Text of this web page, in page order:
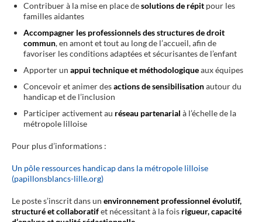
Contribuer à la mise en place desolutions de répit pour les
familles aidantes
Accompagner les professionnels des structures de droit
commun, en amont et tout au long de l’accueil, afin de
favoriser les conditions adaptées et sécurisantes de l’enfant
Apporter un appui technique et méthodologiqueaux équipes
Concevoir et animer desactions de sensibilisationautour du
handicap et de l’inclusion
Participer activement au réseau partenarial à l’échelle de la
métropole lilloise
Pour plus d’informations :
Un pôle ressources handicap dans la métropole lilloise
(papillonsblancs-lille.org)
Le poste s’inscrit dans un environnement professionnel évolutif,
structuré et collaboratifet nécessitant à la fois rigueur, capacité